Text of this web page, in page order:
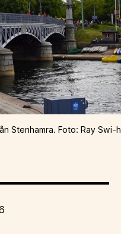
Stenhamra. Foto: Ray Swi-